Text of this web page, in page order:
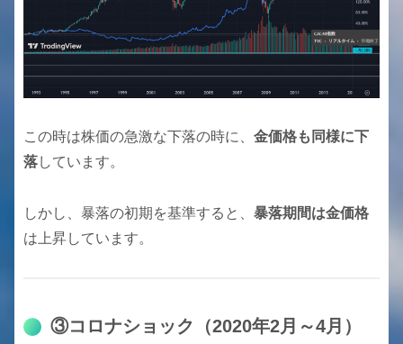
この時は株価の急激な下落の時に、 金価格も同様に下
落しています。
しかし、暴落の初期を基準すると、 暴落期間は金価格
は上昇しています。
③コロナショック（2020年2月～4月）